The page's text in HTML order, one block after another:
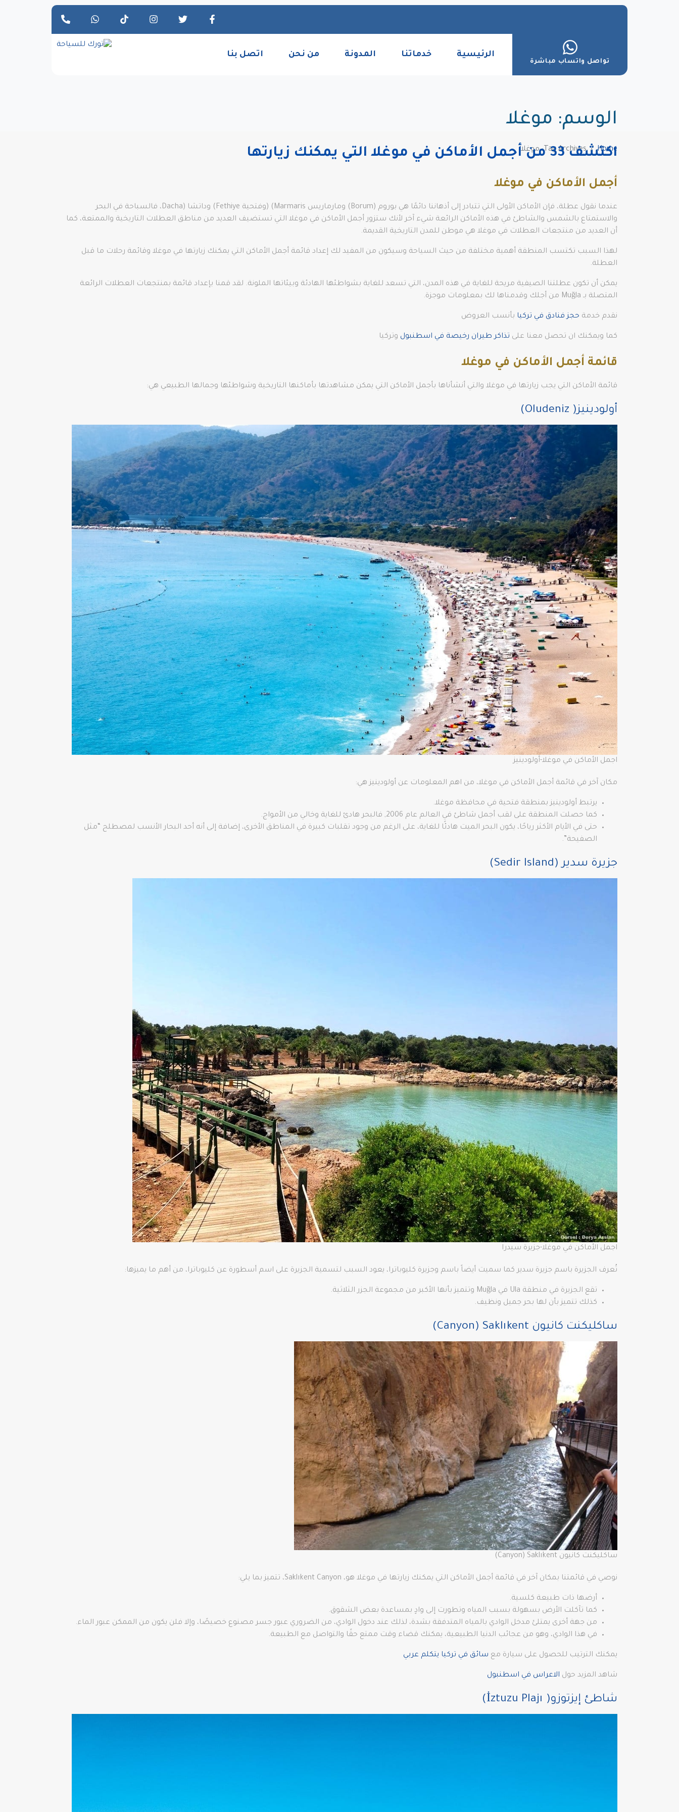
تواصل واتساب مباشرة
الرئيسية خدماتنا المدونة من نحن اتصل بنا
الوسم: موغلا
Home Tag Archives: موغلااكتشف 33 من أجمل الأماكن في موغلا التي يمكنك زيارتها
أجمل الأماكن في موغلا
عندما نقول عطلة، فإن الأماكن الأولى التي تتبادر إلى أذهاننا دائمًا هي بوروم (Borum) ومارماريس Marmaris) (وفتحية Fethiye) وداتشا (Dacha، فالسباحة في البحر
والاستمتاع بالشمس والشاطئ في هذه الأماكن الرائعة شيء آخر لأنك ستزور أجمل الأماكن في موغلا التي تستضيف العديد من مناطق العطلات التاريخية والممتعة، كما
أن العديد من منتجعات العطلات في موغلا هي موطن للمدن التاريخية القديمة.
لهذا السبب تكتسب المنطقة أهمية مختلفة من حيث السياحة وسيكون من المفيد لك إعداد قائمة أجمل الأماكن التي يمكنك زيارتها في موغلا وقائمة رحلات ما قبل
العطلة.
يمكن أن تكون عطلتنا الصيفية مريحة للغاية في هذه المدن، التي تسعد للغاية بشواطئها الهادئة وبيئاتها الملونة. لقد قمنا بإعداد قائمة بمنتجعات العطلات الرائعة
المتصلة بـ Muğla من أجلك وقدمناها لك بمعلومات موجزة.
نقدم خدمة حجز فنادق في تركيا بأنسب العروض
كما ويمكنك ان تحصل معنا على تذاكر طيران رخيصة في اسطنبول وتركيا
قائمة أجمل الأماكن في موغلا
قائمة الأماكن التي يجب زيارتها في موغلا والتي أنشأناها بأجمل الأماكن التي يمكن مشاهدتها بأماكنها التاريخية وشواطئها وجمالها الطبيعي هي:
أولودينيز( Oludeniz)
اجمل الأماكن في موغلا-أولودينيز
مكان آخر في قائمة أجمل الأماكن في موغلا، من اهم المعلومات عن أولودينيز هي:
يرتبط أولودينيز بمنطقة فتحية في محافظة موغلا.
كما حصلت المنطقة على لقب أجمل شاطئ في العالم عام 2006, فالبحر هادئ للغاية وخالي من الأمواج.
حتى في الأيام الأكثر رياحًا، يكون البحر الميت هادئًا للغاية، على الرغم من وجود تقلبات كبيرة في المناطق الأخرى، إضافة إلى أنه أحد البحار الأنسب لمصطلح “مثل
الصفيحة”.
جزيرة سدير (Sedir Island)
اجمل الأماكن في موغلا-جزيرة سيدرا
تُعرف الجزيرة باسم جزيرة سدير كما سميت أيضاً باسم وجزيرة كليوباترا، يعود السبب لتسمية الجزيرة على اسم أسطورة عن كليوباترا، من أهم ما يميزها:
تقع الجزيرة في منطقة Ula في Muğla وتتميز بأنها الأكبر من مجموعة الجزر الثلاثية.
كذلك تتميز بأن لها بحر جميل ونظيف.
ساكليكنت كانيون Canyon) Saklıkent)
ساكليكنت كانيون Canyon) Saklıkent)
نوصي في قائمتنا بمكان آخر في قائمة أجمل الأماكن التي يمكنك زيارتها في موغلا هو، Saklıkent Canyon، تتميز بما يلي:
أرضها ذات طبيعة كلسية.
كما تآكلت الأرض بسهولة بسبب المياه وتطورت إلى وادٍ بمساعدة بعض الشقوق.
من جهة أخرى يمتلئ مدخل الوادي بالمياه المتدفقة بشدة، لذلك عند دخول الوادي، من الضروري عبور جسر مصنوع خصيصًا، وإلا فلن يكون من الممكن عبور الماء.
في هذا الوادي، وهو من عجائب الدنيا الطبيعية، يمكنك قضاء وقت ممتع حقًا والتواصل مع الطبيعة.
يمكنك الترتيب للحصول على سيارة مع سائق في تركيا يتكلم عربي
شاهد المزيد حول الاعراس في اسطنبول
شاطئ إيزتوزو( İztuzu Plajı)